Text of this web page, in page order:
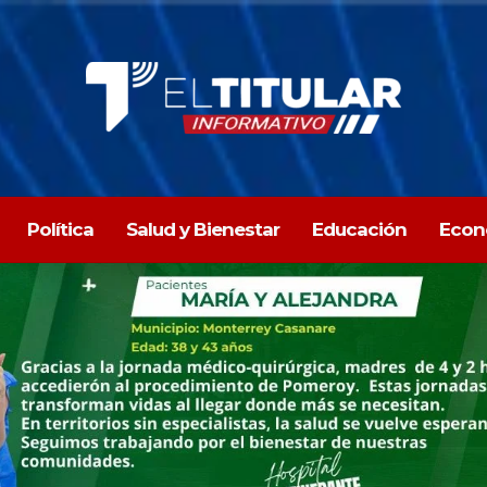
Política Salud y Bienestar Educación